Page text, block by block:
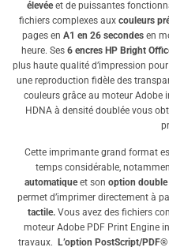
élevéeet de puissantes
fichiers complexes aux couleurs
pages en A1 en 26 secondes en
heure. Ses 6 encres HP Bright
plus haute qualité d’impression
une reproduction fidèle des
couleurs grâce au moteur Adobe
HDNA à densité doublée vous
Cette imprimante grand format
temps considérable,
automatiqueet son option double
permet d’imprimer directement à
tactile. Vous avez des fichiers
moteur Adobe PDF Print Engine
travaux.
L’option PostScript/